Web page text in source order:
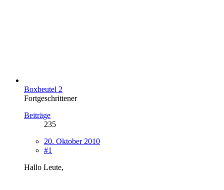
Boxbeutel 2
Fortgeschrittener
Beiträge
235
20. Oktober 2010
#1
Hallo Leute,